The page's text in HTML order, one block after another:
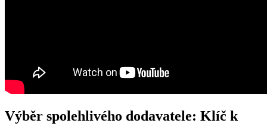
Výběr spolehlivého dodavatele: Klíč k